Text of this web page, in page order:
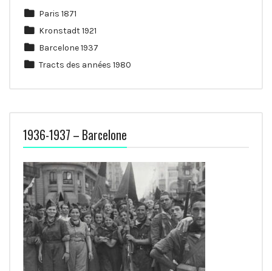
Paris 1871
Kronstadt 1921
Barcelone 1937
Tracts des années 1980
1936-1937 – Barcelone